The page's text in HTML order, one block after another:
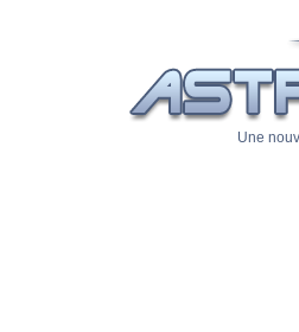
Une